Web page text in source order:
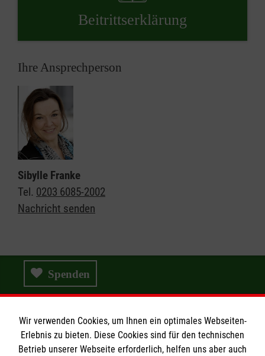
Beitritts­erklärung
Ihre Ansprechperson
Sibylle Franke
Tel. 0203 6085-2002
Nachricht senden
Spenden
Malteser Hospizzentrum
Wir verwenden Cookies, um Ihnen ein optimales Webseiten-
Erlebnis zu bieten. Diese Cookies sind für den technischen
Betrieb unserer Webseite erforderlich, helfen uns aber auch